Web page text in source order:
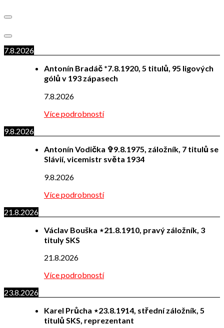
7.8.2026
Antonín Bradáč *7.8.1920, 5 titulů, 95 ligových
gólů v 193 zápasech
7.8.2026
Více podrobností
9.8.2026
Antonín Vodička ✞9.8.1975, záložník, 7 titulů se
Slávií, vicemistr světa 1934
9.8.2026
Více podrobností
21.8.2026
Václav Bouška ⋆21.8.1910, pravý záložník, 3
tituly SKS
21.8.2026
Více podrobností
23.8.2026
Karel Průcha ⋆23.8.1914, střední záložník, 5
titulů SKS, reprezentant